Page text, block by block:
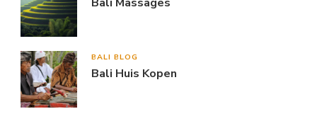
BALI BLOG
Bali Huis Kopen